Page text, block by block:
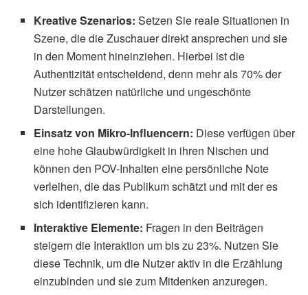
Kreative Szenarios: Setzen Sie reale Situationen in
Szene, die die Zuschauer direkt ansprechen und sie
in den Moment hineinziehen. Hierbei ist die
Authentizität entscheidend, denn mehr als 70% der
Nutzer schätzen natürliche und ungeschönte
Darstellungen.
Einsatz von Mikro-Influencern: Diese verfügen über
eine hohe Glaubwürdigkeit in ihren Nischen und
können den POV-Inhalten eine persönliche Note
verleihen, die das Publikum schätzt und mit der es
sich identifizieren kann.
Interaktive Elemente: Fragen in den Beiträgen
steigern die Interaktion um bis zu 23%. Nutzen Sie
diese Technik, um die Nutzer aktiv in die Erzählung
einzubinden und sie zum Mitdenken anzuregen.